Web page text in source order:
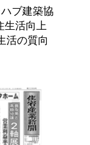
ブ建築協
生活向上
活の質向